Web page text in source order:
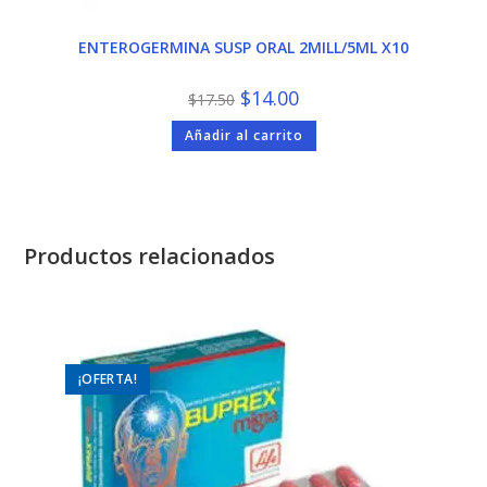
ENTEROGERMINA SUSP ORAL 2MILL/5ML X10
$17.50 El
precio
original
era:
$17.50.
$14.00El
actual
es:
$14.00.
Añadir al carrito
Productos relacionados
¡OFERTA!